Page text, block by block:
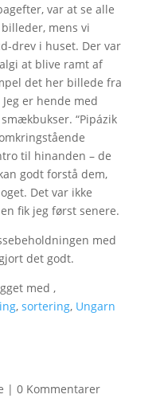
var at se alle
mens vi
drev i huset. Der var
at blive ramt af
det her billede fra
er hende med
“Pipázik
til hinanden – de
godt forstå dem,
Det var ikke
fik jeg først senere.
med
det godt.
med ,
, sortering, Ungarn
| 0 Kommentarer